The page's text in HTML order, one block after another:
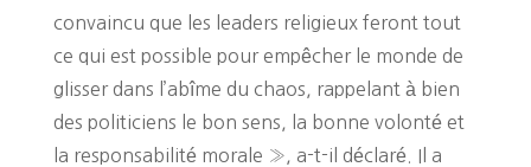
convaincu que les leaders religieux feront tout
ce qui est possible pour empêcher le monde de
glisser dans l’abîme du chaos, rappelant à bien
des politiciens le bon sens, la bonne volonté et
la responsabilité morale », a-t-il déclaré. Il a